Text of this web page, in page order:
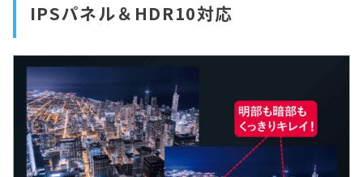
IPSパネル＆HDR10対応